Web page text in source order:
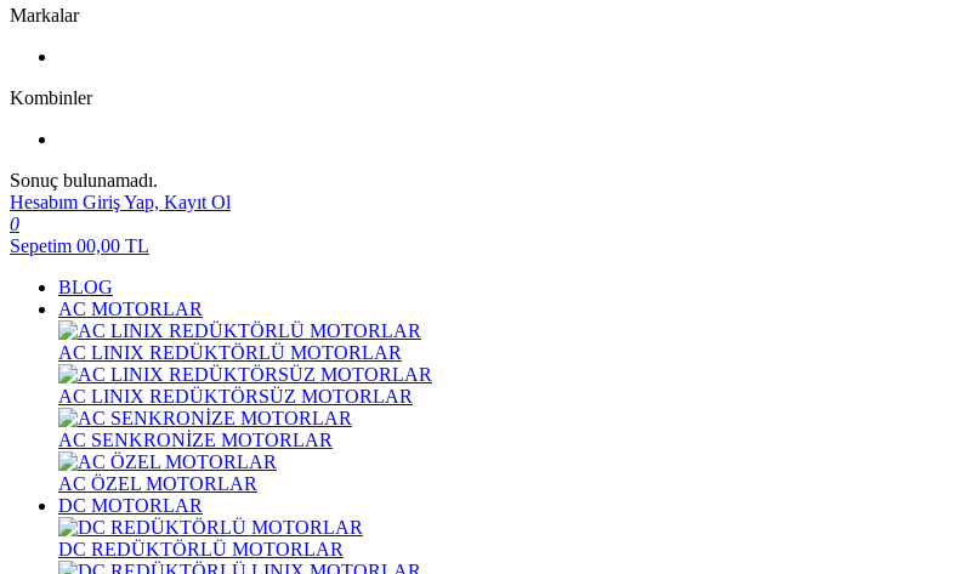
Markalar
Kombinler
Sonuç bulunamadı.
Hesabım Giriş Yap, Kayıt Ol
0
Sepetim 00,00 TL
BLOG
AC MOTORLAR
AC LINIX REDÜKTÖRLÜ MOTORLAR
AC LINIX REDÜKTÖRSÜZ MOTORLAR
AC SENKRONİZE MOTORLAR
AC ÖZEL MOTORLAR
DC MOTORLAR
DC REDÜKTÖRLÜ MOTORLAR